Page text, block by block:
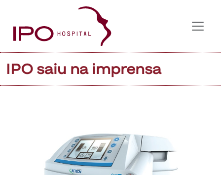
IPO saiu na imprensa